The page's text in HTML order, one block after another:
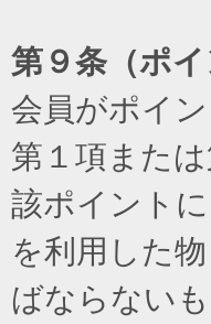
第９条（ポ
会員がポイ
第１項また
該ポイント
を利用した
ばならない